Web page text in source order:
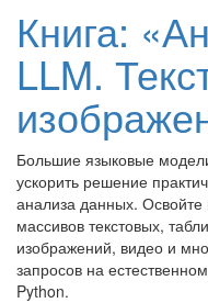
Книга:
LLM.
Большие языковые
ускорить решение
анализа данных.
массивов текстовых,
изображений, видео и
запросов на
Python.